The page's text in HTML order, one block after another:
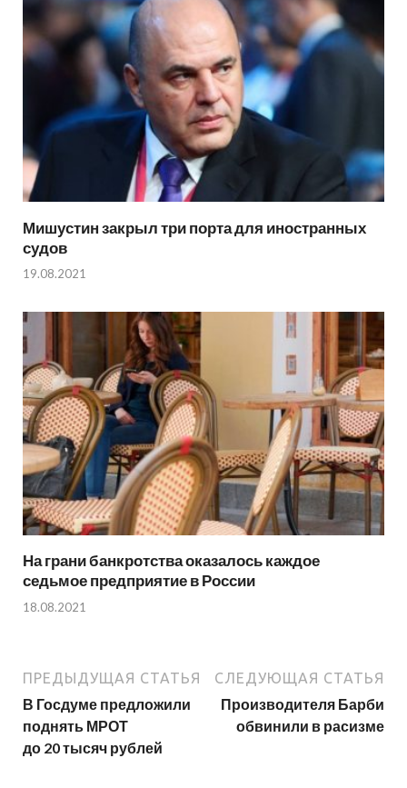
Мишустин закрыл три порта для иностранных
судов
19.08.2021
На грани банкротства оказалось каждое
седьмое предприятие в России
18.08.2021
ПРЕДЫДУЩАЯ СТАТЬЯ
В Госдуме предложили
поднять МРОТ
до 20 тысяч рублей
СЛЕДУЮЩАЯ СТАТЬЯ
Производителя Барби
обвинили в расизме